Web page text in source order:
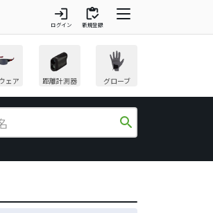
login
ログイン
inventory
新規登録
ェア 距離計測器 グローブ
search